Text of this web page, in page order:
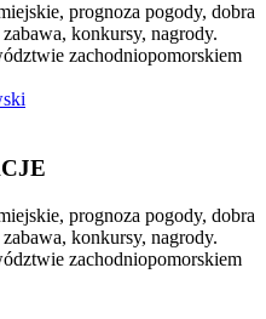
prognoza pogody, dobra
konkursy, nagrody.
zachodniopomorskiem
prognoza pogody, dobra
konkursy, nagrody.
zachodniopomorskiem